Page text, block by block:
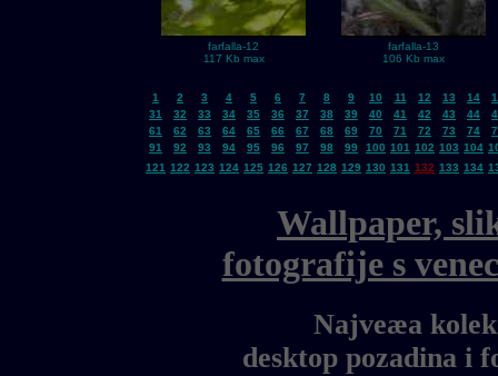
farfalla-12
117 Kb max
farfalla-13
106 Kb max
1 2 3 4 5 6 7 8 9 10 11 12 13 14
31
32 33 34 35 36 37 38 39 40 41 42 43 44
61
62 63 64 65 66 67 68 69 70 71 72 73 74
91
92 93 94 95 96 97 98 99 100 101 102 103 104
121 122 123 124 125 126 127 128 129 130 131 132 133 134
Wallpaper,
fotografije s
Najveæa
desktop pozadina i